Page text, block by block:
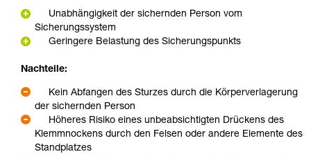
Unabhängigkeit der sichernden Person vom
Sicherungssystem
Geringere Belastung des Sicherungspunkts
Nachteile:
Kein Abfangen des Sturzes durch die Körperverlagerung
der sichernden Person
Höheres Risiko eines unbeabsichtigten Drückens des
Klemmnockens durch den Felsen oder andere Elemente des
Standplatzes